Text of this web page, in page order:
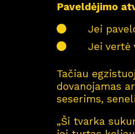
Paveldėjimo
Jei
Jei vertė
Tačiau
dovanojamas
seserims,
„Ši tvarka